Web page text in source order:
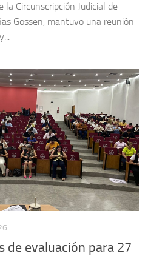
la Circunscripción Judicial de
Gossen, mantuvo una reunión
de evaluación para 27